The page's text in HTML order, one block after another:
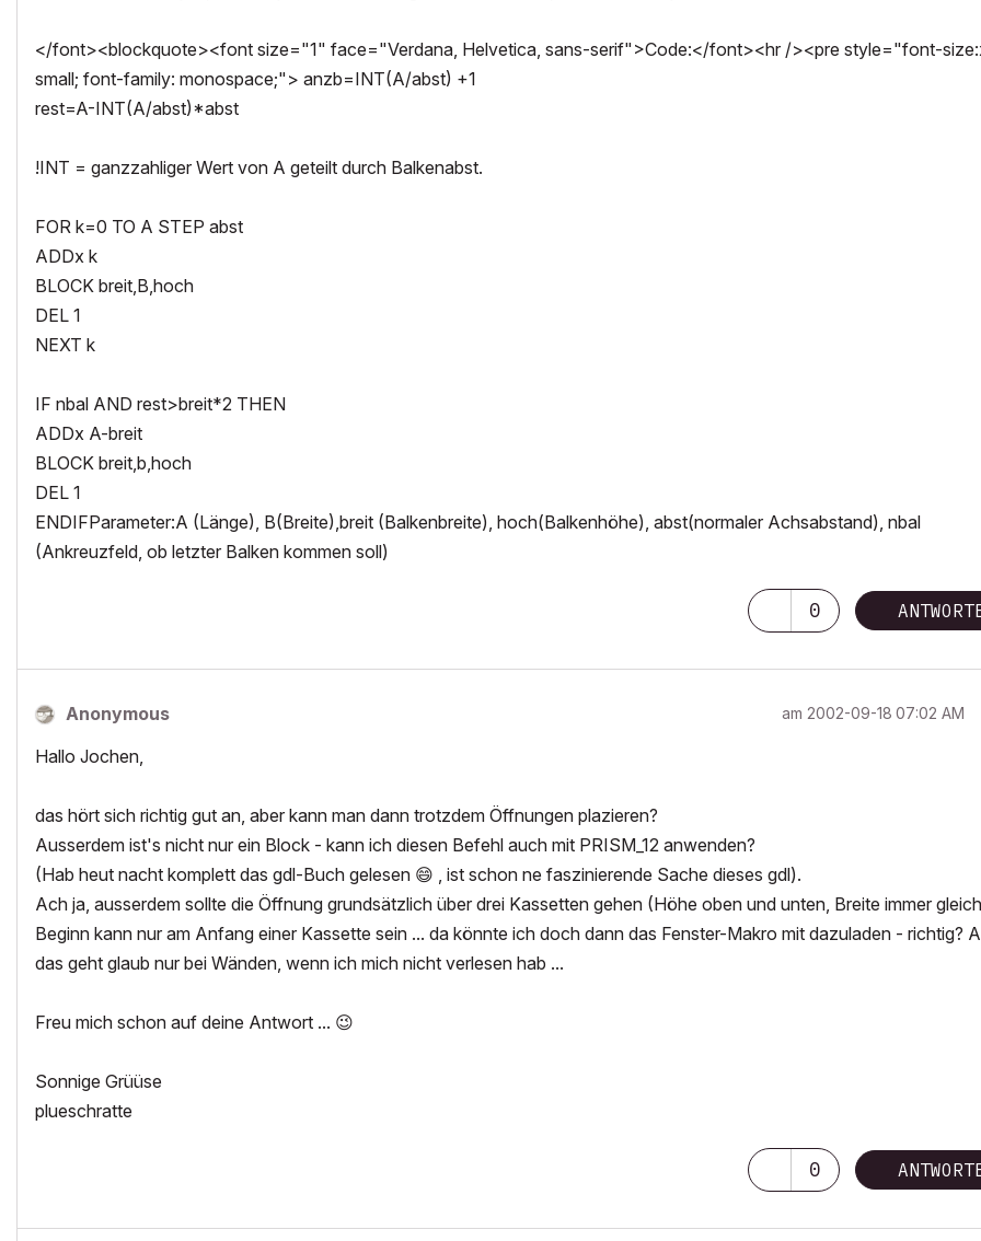
</font><blockquote><font size="1" face="Verdana, Helvetica, sans-serif">Code:</font><hr /><pre style="font-
small; font-family: monospace;"> anzb=INT(A/abst) +1
rest=A-INT(A/abst)*abst
!INT = ganzzahliger Wert von A geteilt durch Balkenabst.
FOR k=0 TO A STEP abst
ADDx k
BLOCK breit,B,hoch
DEL 1
NEXT k
IF nbal AND rest>breit*2 THEN
ADDx A-breit
BLOCK breit,b,hoch
DEL 1
ENDIFParameter:A (Länge), B(Breite),breit (Balkenbreite), hoch(Balkenhöhe), abst(normaler Achsabstand), nbal
(Ankreuzfeld, ob letzter Balken kommen soll)
0
Anonymous am ‎2002-09-18 07:02 AM
Hallo Jochen,
das hört sich richtig gut an, aber kann man dann trotzdem Öffnungen plazieren?
Ausserdem ist's nicht nur ein Block - kann ich diesen Befehl auch mit PRISM_12 anwenden?
(Hab heut nacht komplett das gdl-Buch gelesen 😄 , ist schon ne faszinierende Sache dieses gdl).
Ach ja, ausserdem sollte die Öffnung grundsätzlich über drei Kassetten gehen (Höhe oben und unten, Breite immer
Beginn kann nur am Anfang einer Kassette sein ... da könnte ich doch dann das Fenster-Makro mit dazuladen - richtig?
das geht glaub nur bei Wänden, wenn ich mich nicht verlesen hab ...
Freu mich schon auf deine Antwort ... 😉
Sonnige Grüüse
plueschratte
0